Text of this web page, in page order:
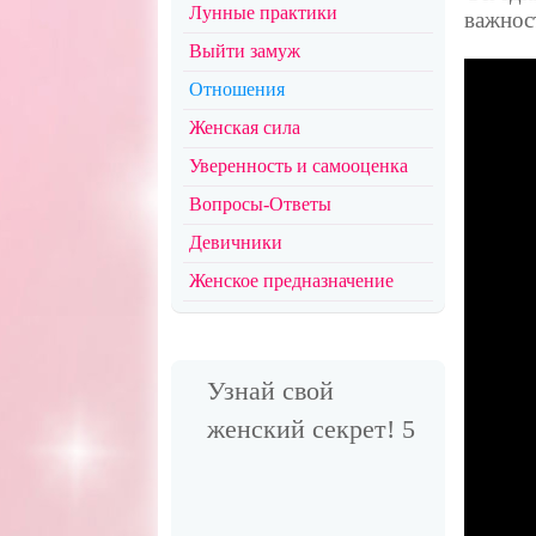
Лунные практики
Выйти замуж
Отношения
Женская сила
Уверенность и самооценка
Вопросы-Ответы
Девичники
Женское предназначение
Узнай свой
женский секрет! 5